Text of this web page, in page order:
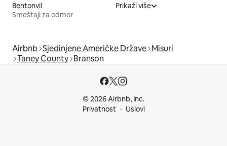
Bentonvil
Smeštaji za odmor
Prikaži više
Airbnb Sjedinjene Američke Države Misuri
Taney County Branson
© 2026 Airbnb, Inc.
Privatnost
Uslovi